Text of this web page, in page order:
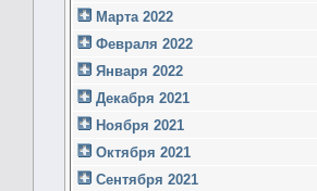
Марта 2022
Февраля 2022
Января 2022
Декабря 2021
Ноября 2021
Октября 2021
Сентября 2021